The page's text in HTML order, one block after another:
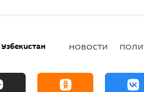
Узбекистан НОВОСТИ